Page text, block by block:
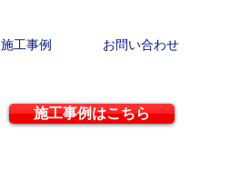
施工事例 お問い合わせ
施工事例はこちら